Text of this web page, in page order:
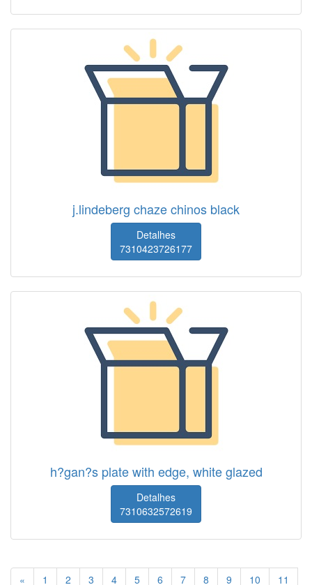
j.lindeberg chaze chinos black
Detalhes
7310423726177
h?gan?s plate with edge, white glazed
Detalhes
7310632572619
« 1 2 3 4 5 6 7 8 9 10 11